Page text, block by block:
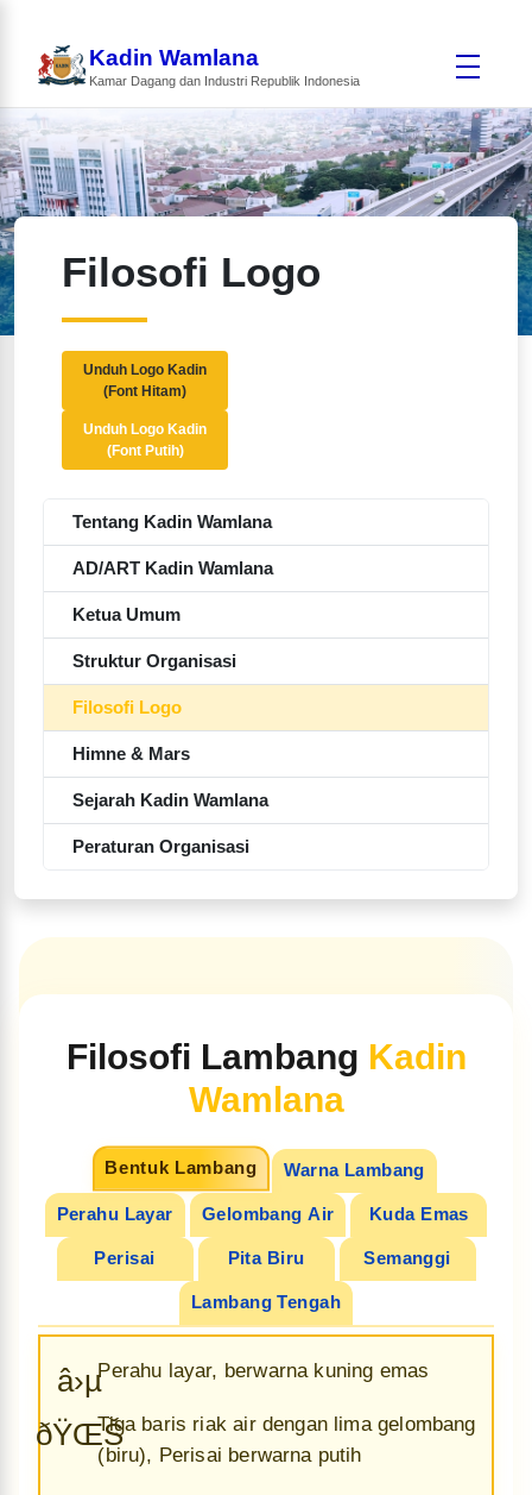
Kadin Wamlana
Kamar Dagang dan Industri Republik Indonesia
Filosofi Logo
Unduh Logo Kadin
(Font Hitam)
Unduh Logo Kadin
(Font Putih)
Tentang Kadin Wamlana
AD/ART Kadin Wamlana
Ketua Umum
Struktur Organisasi
Filosofi Logo
Himne & Mars
Sejarah Kadin Wamlana
Peraturan Organisasi
Filosofi Lambang Kadin
Wamlana
Bentuk Lambang Warna Lambang
Perahu Layar Gelombang Air Kuda Emas
Perisai Pita Biru Semanggi
Lambang Tengah
â›µPerahu layar, berwarna kuning emas
ðŸŒŠTiga baris riak air dengan lima gelombang
(biru), Perisai berwarna putih